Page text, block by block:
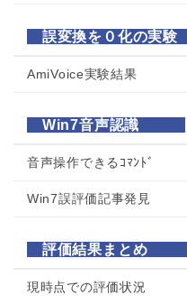
誤変換を０化の実験
AmiVoice実験結果
Win7音声認識
音声操作できるｺﾏﾝﾄﾞ
Win7誤評価記事発見
評価結果まとめ
現時点での評価状況